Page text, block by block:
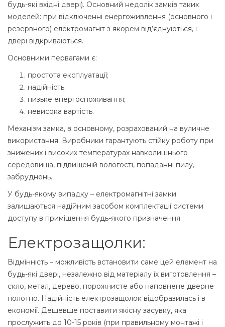
будь-які вхідні двері). Основний недолік замків таких
моделей: при відключенні енергоживлення (основного і
резервного) електромагніт з якорем від’єднуються, і
двері відкриваються.
Основними первагами є:
простота експлуатації;
надійність;
низьке енергоспоживання;
невисока вартість.
Механізм замка, в основному, розрахований на вуличне
використання. Виробники гарантують стійку роботу при
знижених і високих температурах навколишнього
середовища, підвищеній вологості, попаданні пилу,
забруднень.
У будь-якому випадку – електромагнітні замки
залишаються надійним засобом комплектації системи
доступу в приміщення будь-якого призначення.
Електрозащолки:
Відмінність – можливість встановити саме цей елемент на
будь-які двері, незалежно від матеріалу їх виготовлення –
скло, метал, дерево, порожнисте або наповнене дверне
полотно. Надійність електрозащолок відобразилась і в
економії. Дешевше поставити якісну засувку, яка
прослужить до 10-15 років (при правильному монтажі і